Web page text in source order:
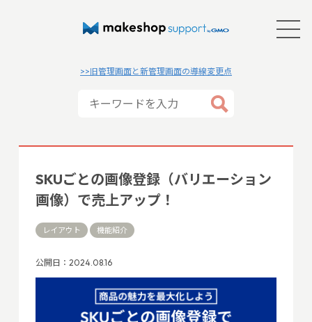
>>旧管理画面と新管理画面の導線変更点
SKUごとの画像登録（バリエーション
画像）で売上アップ！
レイアウト 機能紹介
公開日：2024.08.16